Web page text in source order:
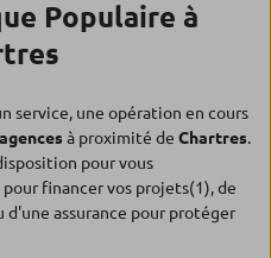
Populaire à
service, une opération en cours
agencesà proximité de Chartres.
pour vous
financer vos projets(1), de
assurance pour protéger